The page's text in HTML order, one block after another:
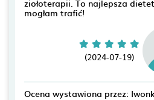
ziołoterapii. To najlepsza
mogłam trafić!
(2024-07-19)
Ocena wystawiona przez: